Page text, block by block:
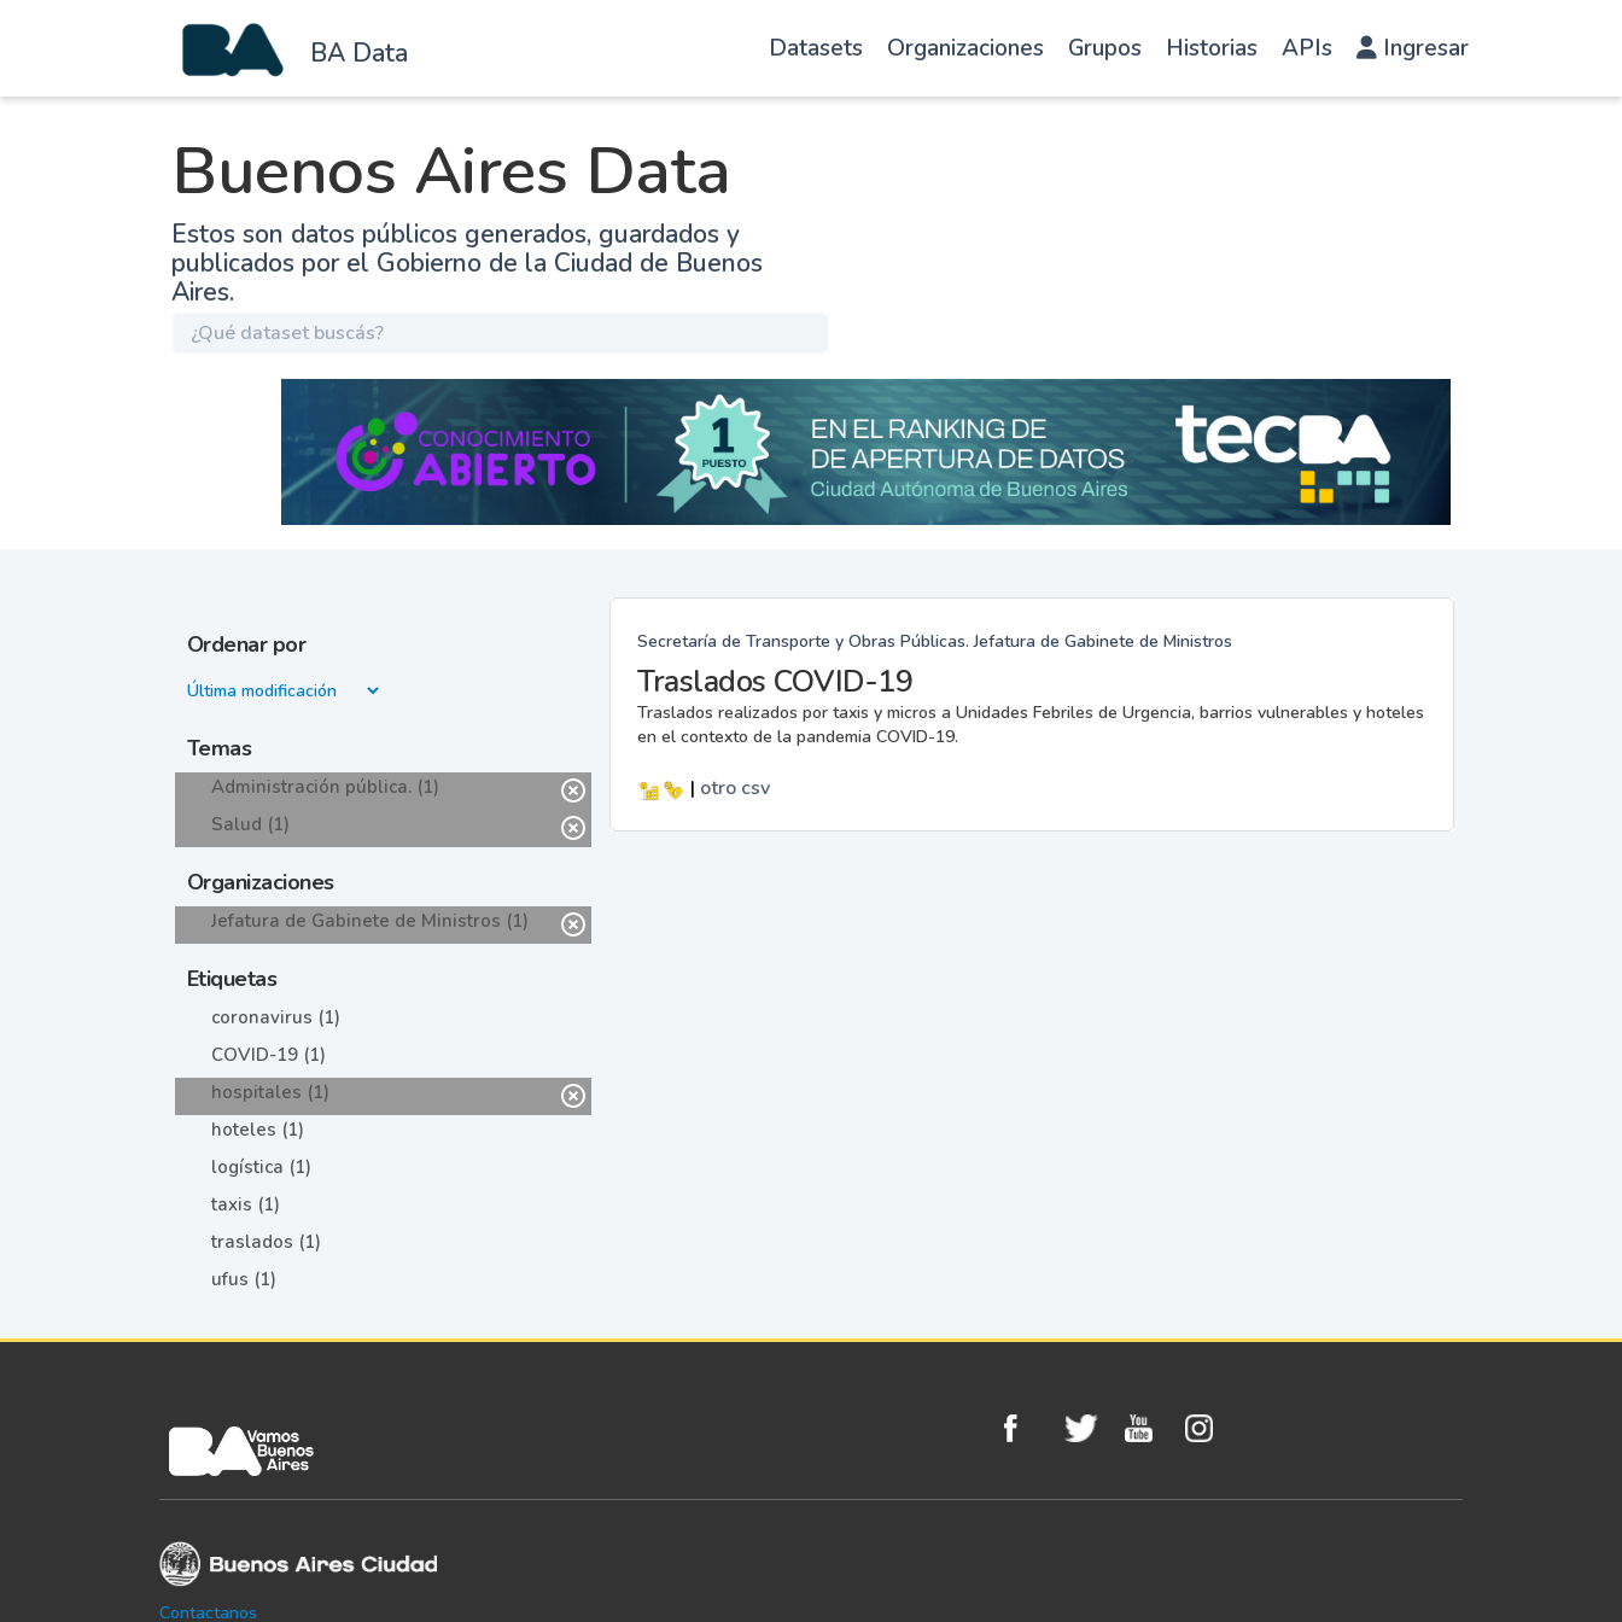
BA Data Datasets Organizaciones Grupos Historias APIs Ingresar
Buenos Aires Data
Estos son datos públicos generados, guardados y
publicados por el Gobierno de la Ciudad de Buenos
Aires.
Ordenar por
Temas
Administración pública. (1)
Salud (1)
Organizaciones
Jefatura de Gabinete de Ministros (1)
Etiquetas
coronavirus (1)
COVID-19 (1)
hospitales (1)
hoteles (1)
logística (1)
taxis (1)
traslados (1)
ufus (1)
Secretaría de Transporte y Obras Públicas. Jefatura de Gabinete de Ministros
Traslados COVID-19
Traslados realizados por taxis y micros a Unidades Febriles de Urgencia, barrios vulnerables y hoteles
en el contexto de la pandemia COVID-19.
| otro csv
Contactanos